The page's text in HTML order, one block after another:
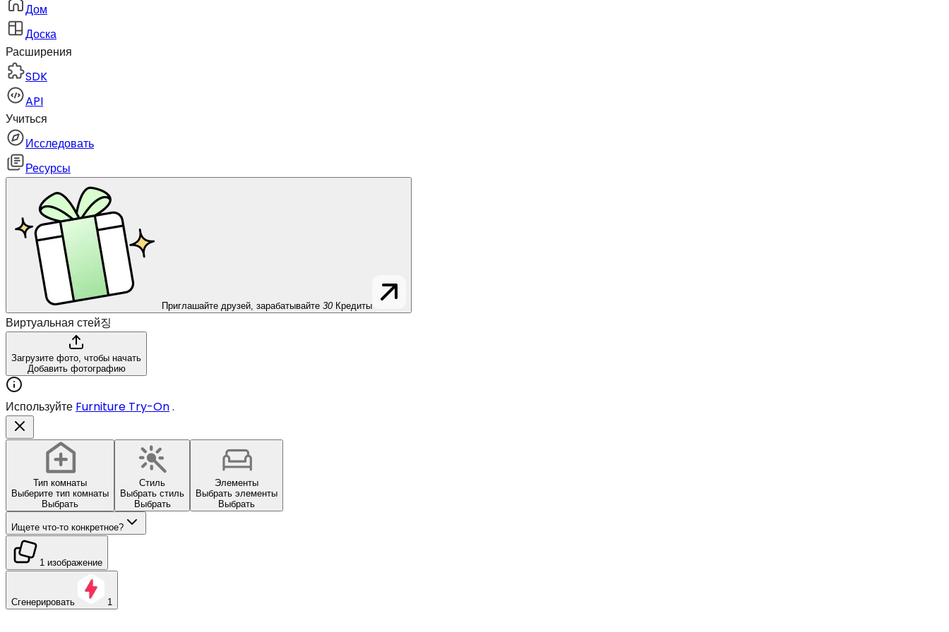
Дом
Доска
Расширения
SDK
API
Учиться
Исследовать
Ресурсы
Приглашайте друзей, зарабатывайте 30 Кредиты
Виртуальная стей징
Загрузите фото, чтобы начать
Добавить фотографию
Используйте Furniture Try-On.
Тип комнаты
Выберите тип комнаты
Выбрать
Стиль
Выбрать стиль
Выбрать
Элементы
Выбрать элементы
Выбрать
Ищете что-то конкретное?
1 изображение
Сгенерировать 1